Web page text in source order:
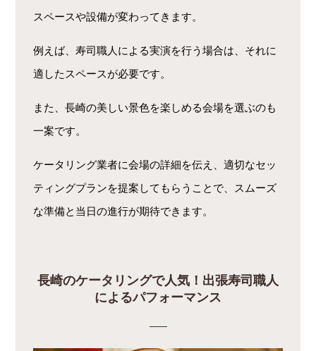
スペースや設備が変わってきます。
例えば、寿司職人による実演を行う場合は、それに
適したスペースが必要です。
また、長崎の美しい景色を楽しめる会場を選ぶのも
一案です。
ケータリング業者に会場の詳細を伝え、適切なセッ
ティングプランを提案してもらうことで、スムーズ
な準備と当日の進行が期待できます。
長崎のケータリングで人気！出張寿司職人
によるパフォーマンス